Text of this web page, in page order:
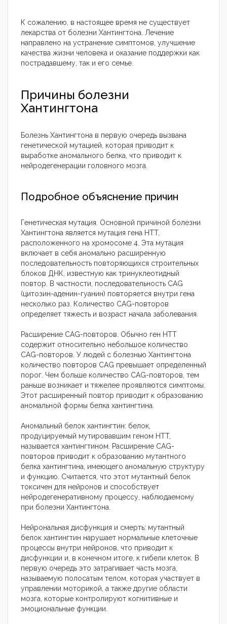
К сожалению, в настоящее время не существует
лекарства от болезни Хантингтона. Лечение
направлено на устранение симптомов, улучшение
качества жизни человека и оказание поддержки как
пострадавшему, так и его семье.
Причины болезни
Хантингтона
Болезнь Хантингтона в первую очередь вызвана
генетической мутацией, которая приводит к
выработке аномального белка, что приводит к
нейродегенерации головного мозга.
Подробное объяснение причин
Генетическая мутация. Основной причиной болезни
Хантингтона является мутация гена HTT,
расположенного на хромосоме 4. Эта мутация
включает в себя аномально расширенную
последовательность повторяющихся строительных
блоков ДНК, известную как тринуклеотидный
повтор. В частности, последовательность CAG
(цитозин-аденин-гуанин) повторяется внутри гена
несколько раз. Количество CAG-повторов
определяет тяжесть и возраст начала заболевания.
Расширение CAG-повторов. Обычно ген HTT
содержит относительно небольшое количество
CAG-повторов. У людей с болезнью Хантингтона
количество повторов CAG превышает определенный
порог. Чем больше количество CAG-повторов, тем
раньше возникает и тяжелее проявляются симптомы.
Этот расширенный повтор приводит к образованию
аномальной формы белка хантингтина.
Аномальный белок хантингтин: белок,
продуцируемый мутировавшим геном HTT,
называется хантингтином. Расширение CAG-
повторов приводит к образованию мутантного
белка хантингтина, имеющего аномальную структуру
и функцию. Считается, что этот мутантный белок
токсичен для нейронов и способствует
нейродегенеративному процессу, наблюдаемому
при болезни Хантингтона.
Нейрональная дисфункция и смерть: мутантный
белок хантингтин нарушает нормальные клеточные
процессы внутри нейронов, что приводит к
дисфункции и, в конечном итоге, к гибели клеток. В
первую очередь это затрагивает часть мозга,
называемую полосатым телом, которая участвует в
управлении моторикой, а также другие области
мозга, которые контролируют когнитивные и
эмоциональные функции.